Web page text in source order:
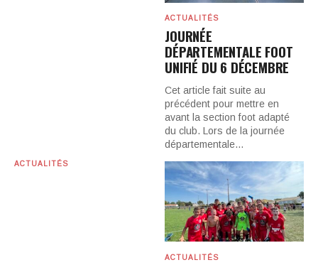
ACTUALITÉS
JOURNÉE
DÉPARTEMENTALE FOOT
UNIFIÉ DU 6 DÉCEMBRE
Cet article fait suite au
précédent pour mettre en
avant la section foot adapté
du club. Lors de la journée
départementale…
ACTUALITÉS
ACTUALITÉS